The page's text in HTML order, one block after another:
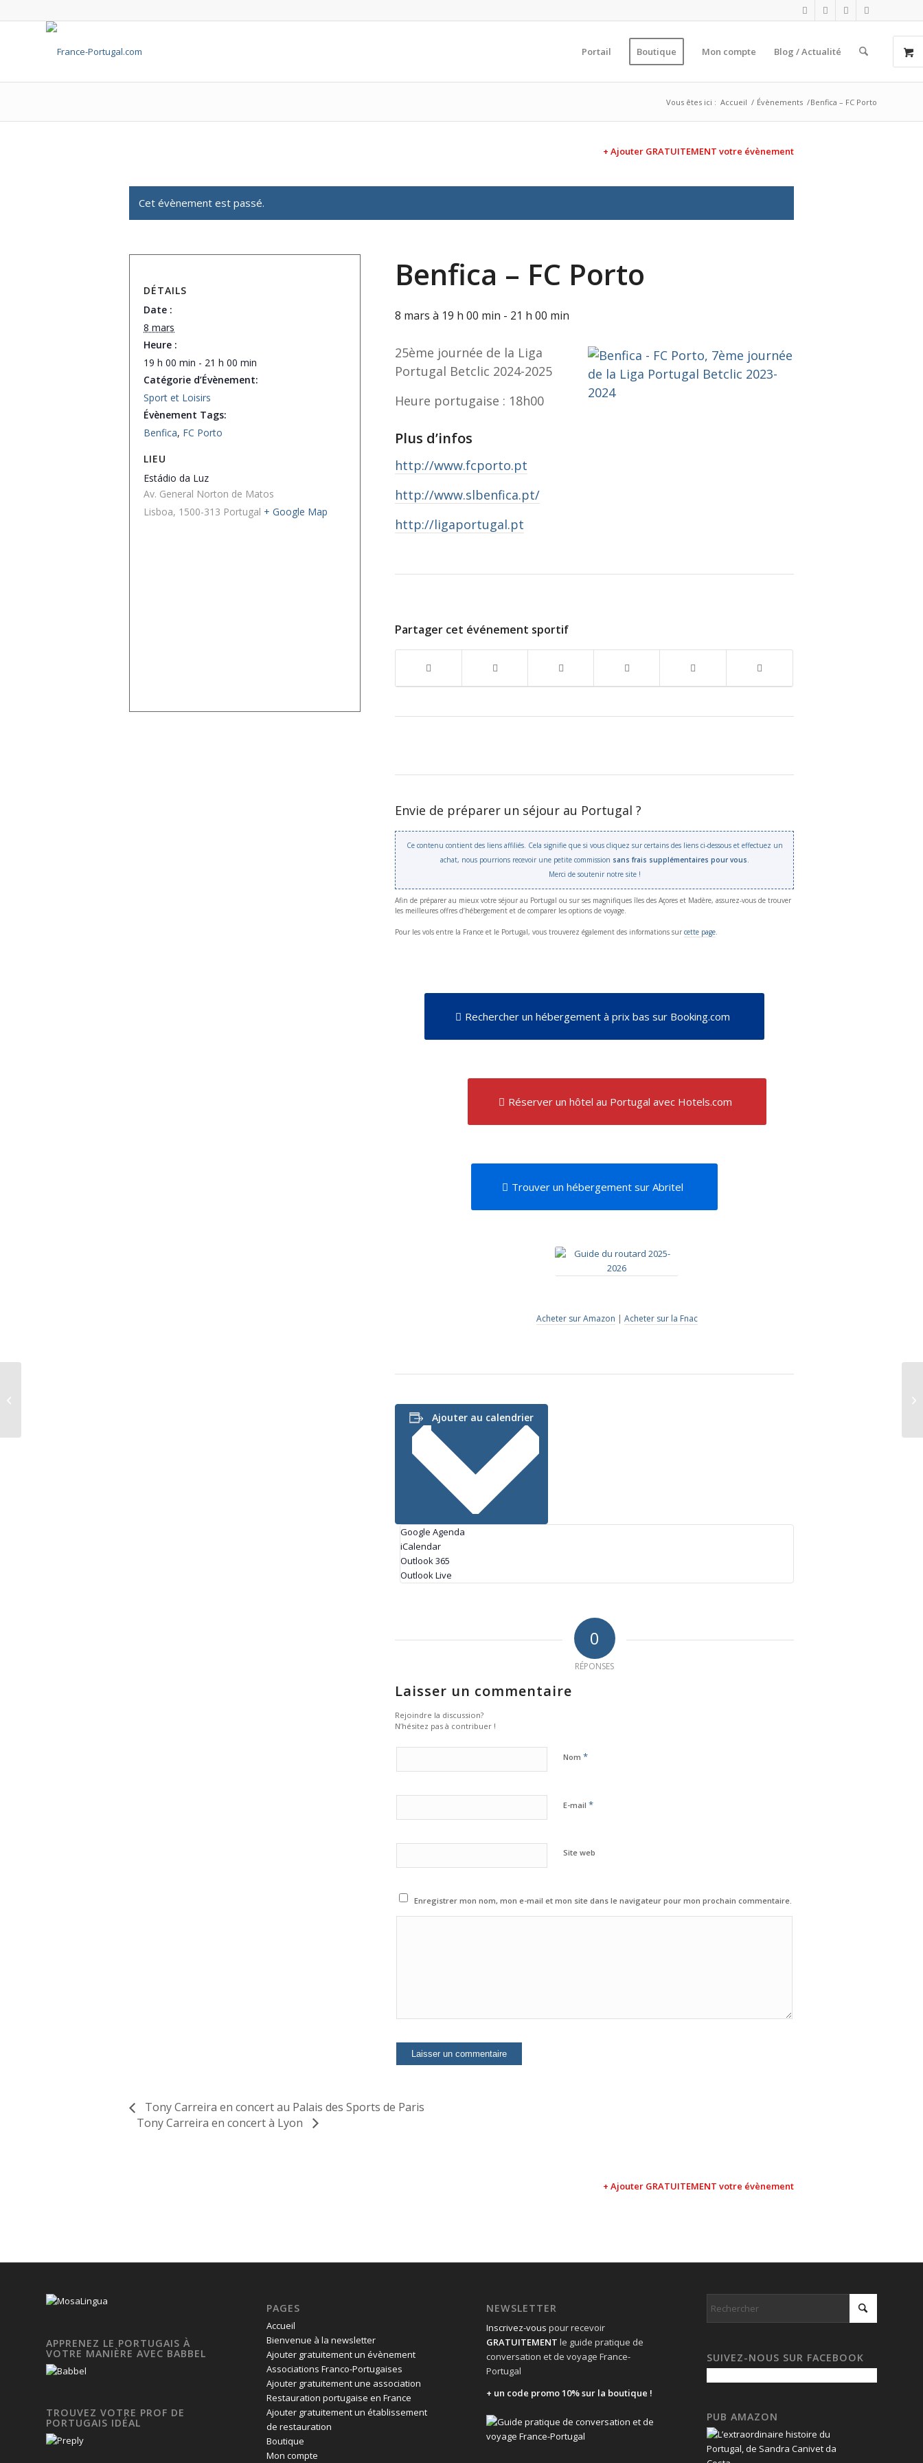
Portail Boutique Mon compte Blog / Actualité
Vous êtes ici : Accueil / Évènements /Benfica – FC Porto
+ Ajouter GRATUITEMENT votre évènement
Cet évènement est passé.
Benfica – FC Porto
8 mars à 19 h 00 min - 21 h 00 min
25ème journée de la Liga
Portugal Betclic 2024-2025
Heure portugaise : 18h00
Plus d’infos
http://www.fcporto.pt
http://www.slbenfica.pt/
http://ligaportugal.pt
Partager cet événement sportif
Envie de préparer un séjour au Portugal ?
Ce contenu contient des liens affiliés. Cela signifie que si vous cliquez sur certains des liens ci-dessous et effectuez un
achat, nous pourrions recevoir une petite commission sans frais supplémentaires pour vous.
Merci de soutenir notre site !
Afin de préparer au mieux votre séjour au Portugal ou sur ses magnifiques îles des Açores et Madère, assurez-vous de trouver
les meilleures offres d’hébergement et de comparer les options de voyage.
Pour les vols entre la France et le Portugal, vous trouverez également des informations surcette page
Rechercher un hébergement à prix bas sur Booking.com
Réserver un hôtel au Portugal avec Hotels.com
Trouver un hébergement sur Abritel
Acheter sur Amazon | Acheter sur la Fnac
Ajouter au calendrier
Google Agenda
iCalendar
Outlook 365
Outlook Live
0
RÉPONSES
Laisser un commentaire
Rejoindre la discussion?
N’hésitez pas à contribuer !
Nom*
E-mail*
Site web
Enregistrer mon nom, mon e-mail et mon site dans le navigateur pour mon prochain commentaire.
DÉTAILS
Date :
8 mars
Heure :
19 h 00 min - 21 h 00 min
Catégorie d’Évènement:
Sport et Loisirs
Évènement Tags:
Benfica, FC Porto
LIEU
Estádio da Luz
Av. General Norton de Matos
Lisboa, 1500-313 Portugal + Google Map
Tony Carreira en concert au Palais des Sports de Paris
Tony Carreira en concert à Lyon
+ Ajouter GRATUITEMENT votre évènement
APPRENEZ LE PORTUGAIS À
VOTRE MANIÈRE AVEC BABBEL
TROUVEZ VOTRE PROF DE
PORTUGAIS IDÉAL
PAGES
Accueil
Bienvenue à la newsletter
Ajouter gratuitement un évènement
Associations Franco-Portugaises
Ajouter gratuitement une association
Restauration portugaise en France
Ajouter gratuitement un établissement
de restauration
Boutique
Mon compte
NEWSLETTER
Inscrivez-vous pour recevoir
GRATUITEMENT le guide pratique de
conversation et de voyage France-
Portugal
+ un code promo 10% sur la boutique !
SUIVEZ-NOUS SUR FACEBOOK
PUB AMAZON